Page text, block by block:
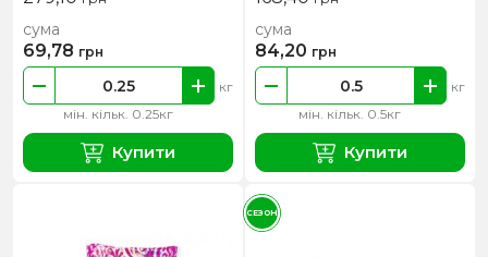
мін. кільк. 0.25кг
кг
сума
69,78 грн
Купити
мін. кільк. 0.5кг
кг
сума
84,20 грн
Купити
СЕЗОН